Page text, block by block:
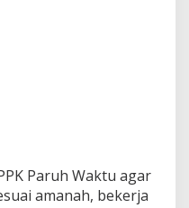
Paruh Waktu agar
amanah, bekerja